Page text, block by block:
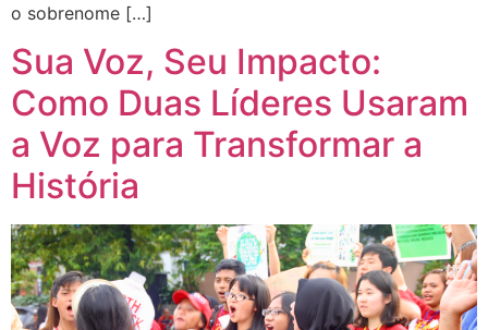
o sobrenome […]
Sua Voz, Seu Impacto:
Como Duas Líderes Usaram
a Voz para Transformar a
História